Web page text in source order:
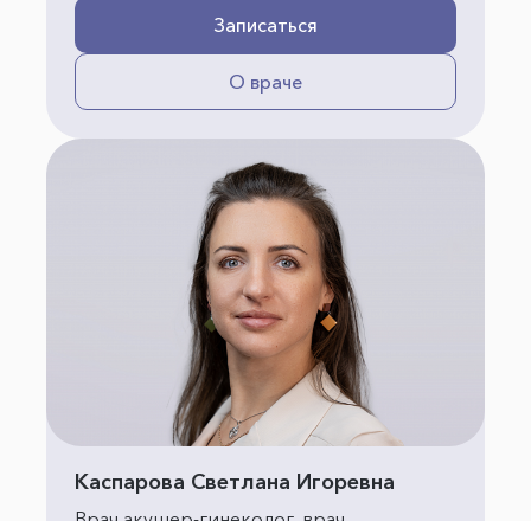
Записаться
О враче
Каспарова Светлана Игоревна